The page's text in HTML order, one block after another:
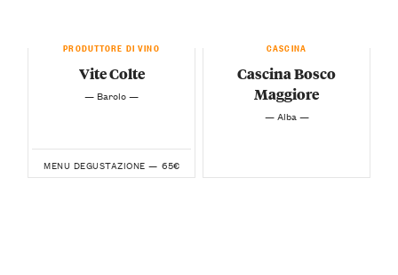
PRODUTTORE DI VINO
Vite Colte
— Barolo —
MENU DEGUSTAZIONE — 65€
CASCINA
Cascina Bosco
Maggiore
— Alba —